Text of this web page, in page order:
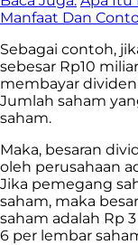
Manfaat Dan
Sebagai contoh,
sebesar Rp10
membayar
Jumlah saham
saham.
Maka, besaran
oleh perusahaan
Jika pemegang
saham, maka
saham adalah Rp
6 per lembar